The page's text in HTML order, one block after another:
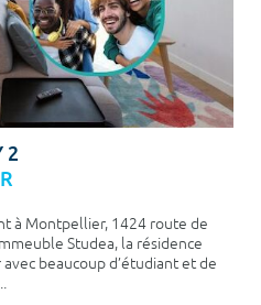
2
à Montpellier, 1424 route de
Studea, la résidence
beaucoup d’étudiant et de